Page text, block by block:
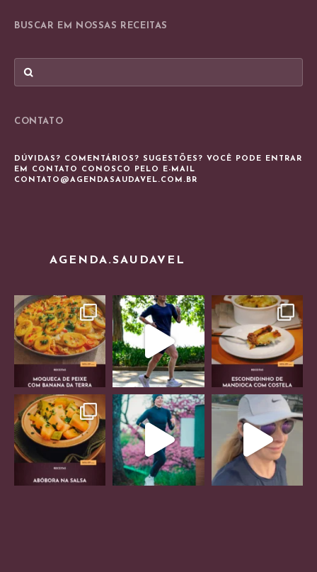
BUSCAR EM NOSSAS RECEITAS
CONTATO
DÚVIDAS? COMENTÁRIOS? SUGESTÕES? VOCÊ PODE ENTRAR
EM CONTATO CONOSCO PELO E-MAIL
CONTATO@AGENDASAUDAVEL.COM.BR
AGENDA.SAUDAVEL